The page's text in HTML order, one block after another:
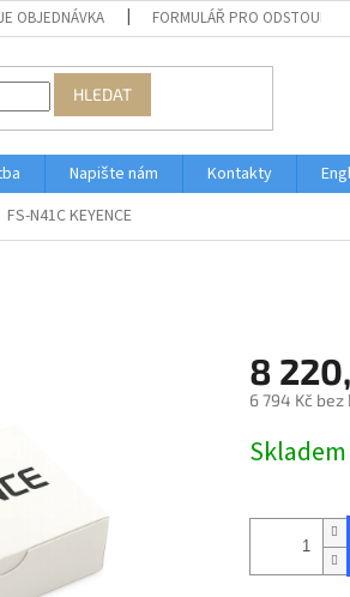
OBJEDNÁVKA FORMULÁŘ PRO ODSTOUPENÍ
HLEDAT
Napište nám Kontakty
FS-N41C KEYENCE
8
6 794 Kč bez
cena:
Skladem